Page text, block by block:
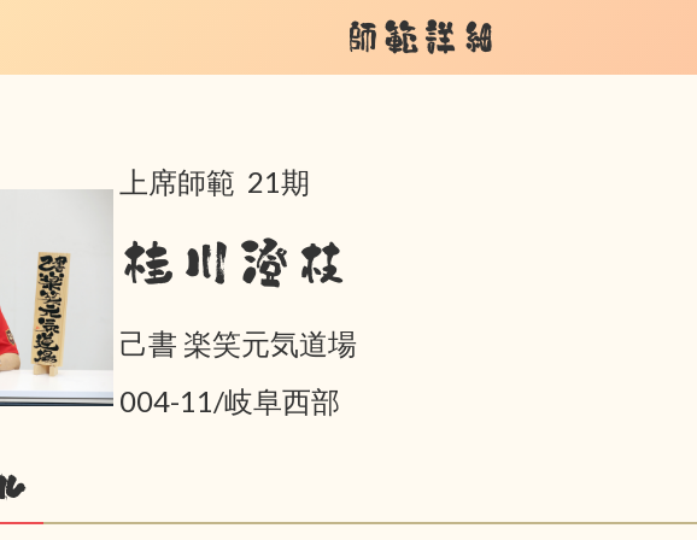
師範詳細
上席師範 21期
桂川澄枝
己書 楽笑元気道場
004-11/岐阜西部